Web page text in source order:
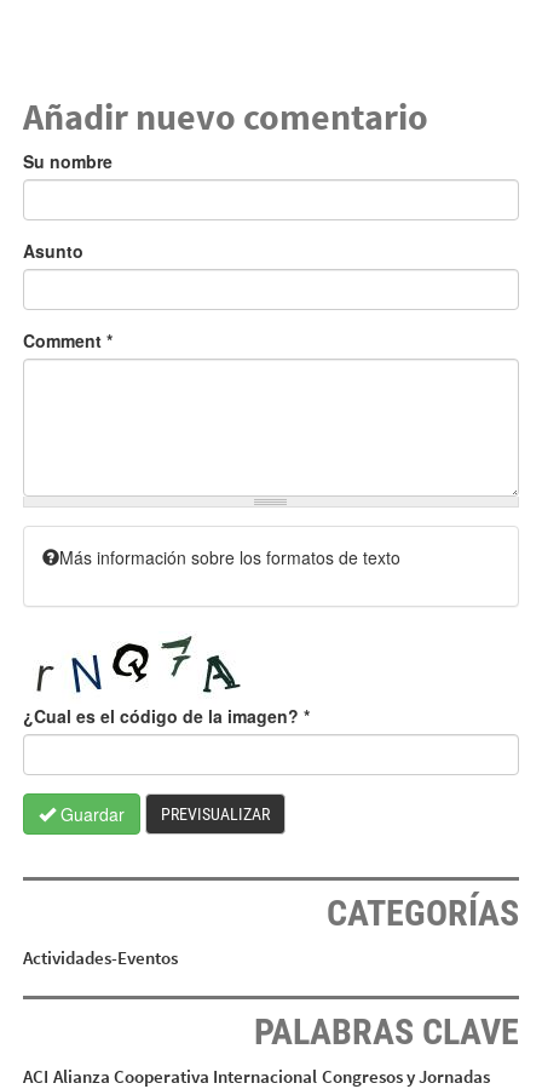
Añadir nuevo comentario
Su nombre
Asunto
Comment *
Más información sobre los formatos de texto
¿Cual es el código de la imagen? *
Guardar PREVISUALIZAR
CATEGORÍAS
Actividades-Eventos
PALABRAS CLAVE
ACI Alianza Cooperativa Internacional Congresos y Jornadas